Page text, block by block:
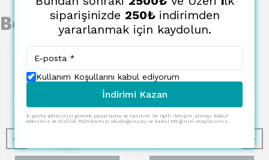
Benzer Ürünler
siparişinizde 250₺ indirimden
yararlanmak için kaydolun.
Kullanım Koşullarını kabul ediyorum
İndirimi Kazan
E-posta adresinizi girerek pazarlama ve tanıtım ile ilgili iletişim almayı kabul
edersiniz ve Gizlilik Politikamızı okuduğunuzu ve kabul ettiğinizi onaylarsınız.